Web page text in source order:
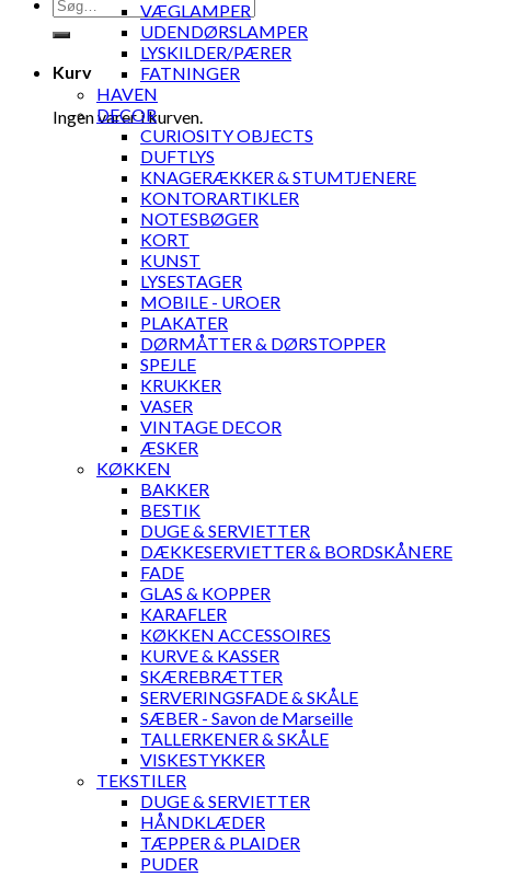
efter:
Kurv
Ingen varer i kurven.
VÆGLAMPER
UDENDØRSLAMPER
LYSKILDER/PÆRER
FATNINGER
HAVEN
DECOR
CURIOSITY OBJECTS
DUFTLYS
KNAGERÆKKER & STUMTJENERE
KONTORARTIKLER
NOTESBØGER
KORT
KUNST
LYSESTAGER
MOBILE - UROER
PLAKATER
DØRMÅTTER & DØRSTOPPER
SPEJLE
KRUKKER
VASER
VINTAGE DECOR
ÆSKER
KØKKEN
BAKKER
BESTIK
DUGE & SERVIETTER
DÆKKESERVIETTER & BORDSKÅNERE
FADE
GLAS & KOPPER
KARAFLER
KØKKEN ACCESSOIRES
KURVE & KASSER
SKÆREBRÆTTER
SERVERINGSFADE & SKÅLE
SÆBER - Savon de Marseille
TALLERKENER & SKÅLE
VISKESTYKKER
TEKSTILER
DUGE & SERVIETTER
HÅNDKLÆDER
TÆPPER & PLAIDER
PUDER